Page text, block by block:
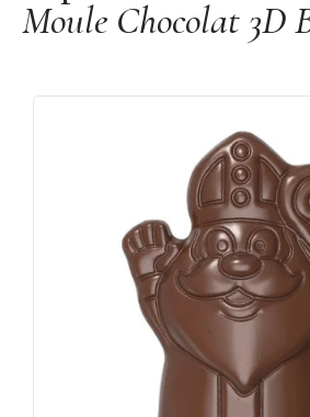
Moule Chocolat 3D